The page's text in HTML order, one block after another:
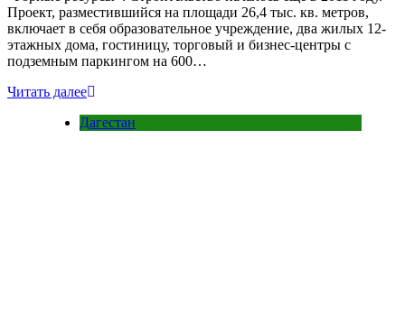
Проект, разместившийся на площади 26,4 тыс. кв. метров,
включает в себя образовательное учреждение, два жилых 12-
этажных дома, гостиницу, торговый и бизнес-центры с
подземным паркингом на 600…
Читать далее
Дагестан